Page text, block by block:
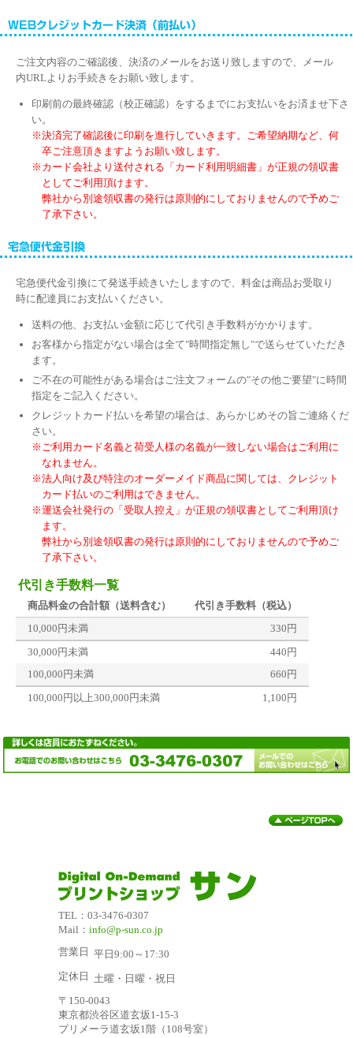
ご注文内容のご確認後、決済のメールをお送り致しますので、メール
内URLよりお手続きをお願い致します。
印刷前の最終確認（校正確認）をするまでにお支払いをお済ませ下さ
い。
※決済完了確認後に印刷を進行していきます。ご希望納期など、何
卒ご注意頂きますようお願い致します。
※カード会社より送付される「カード利用明細書」が正規の領収書
としてご利用頂けます。
弊社から別途領収書の発行は原則的にしておりませんので予めご
了承下さい。
宅急便代金引換にて発送手続きいたしますので、料金は商品お受取り
時に配達員にお支払いください。
送料の他、お支払い金額に応じて代引き手数料がかかります。
お客様から指定がない場合は全て"時間指定無し"で送らせていただき
ます。
ご不在の可能性がある場合はご注文フォームの"その他ご要望"に時間
指定をご記入ください。
クレジットカード払いを希望の場合は、あらかじめその旨ご連絡くだ
さい。
※ご利用カード名義と荷受人様の名義が一致しない場合はご利用に
なれません。
※法人向け及び特注のオーダーメイド商品に関しては、クレジット
カード払いのご利用はできません。
※運送会社発行の「受取人控え」が正規の領収書としてご利用頂け
ます。
弊社から別途領収書の発行は原則的にしておりませんので予めご
了承下さい。
代引き手数料一覧
商品料金の合計額（送料含む）
代引き手数料（税込）
10,000円未満
330円
30,000円未満
440円
100,000円未満
660円
100,000円以上300,000円未満
1,100円
TEL：03-3476-0307
Mail： info@p-sun.co.jp
営業日 平日9:00～17:30
定休日 土曜・日曜・祝日
〒150-0043
東京都渋谷区道玄坂1-15-3
プリメーラ道玄坂1階（108号室）